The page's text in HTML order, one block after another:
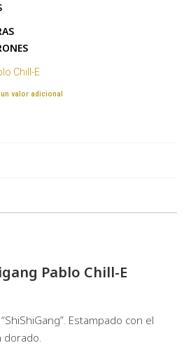
Chill-E
valor adicional
Pablo Chill-E
Estampado con el
dorado.